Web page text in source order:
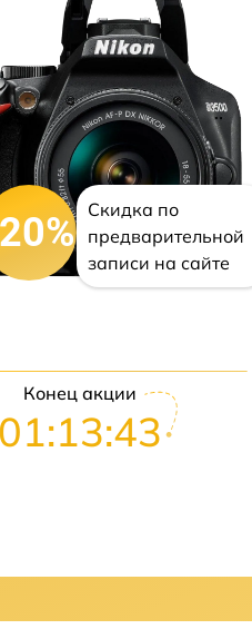
Скидка по
предварительной
записи на сайте
Конец акции
01:13:42